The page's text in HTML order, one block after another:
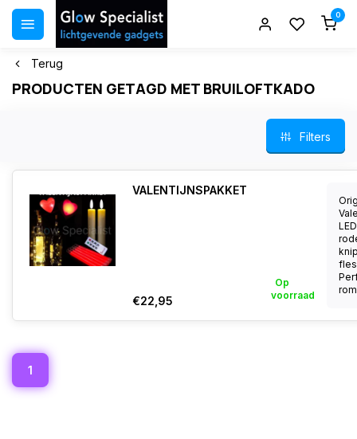
0
Terug
PRODUCTEN GETAGD MET BRUILOFTKADO
Filters
VALENTIJNSPAKKET
€22,95
Op
voorraad
1